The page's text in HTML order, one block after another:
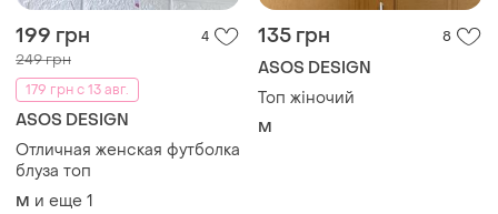
199 грн 4
249 грн
179 грн с 13 авг.
ASOS DESIGN
Отличная женская футболка
блуза топ
M и еще 1
135 грн 8
ASOS DESIGN
Топ жіночий
M